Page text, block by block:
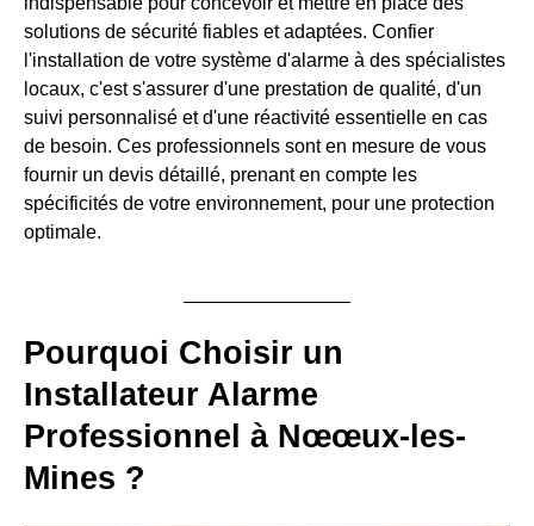
solutions de sécurité fiables et adaptées. Confier
l'installation de votre système d'alarme à des spécialistes
locaux, c'est s'assurer d'une prestation de qualité, d'un
suivi personnalisé et d'une réactivité essentielle en cas
de besoin. Ces professionnels sont en mesure de vous
fournir un devis détaillé, prenant en compte les
spécificités de votre environnement, pour une protection
optimale.
Pourquoi Choisir un
Installateur Alarme
Professionnel à Nœœux-les-
Mines ?